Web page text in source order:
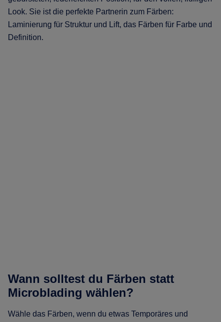
Look. Sie ist die perfekte Partnerin zum Färben:
Laminierung für Struktur und Lift, das Färben für Farbe und
Definition.
Wann solltest du Färben statt
Microblading wählen?
Wähle das Färben, wenn du etwas Temporäres und